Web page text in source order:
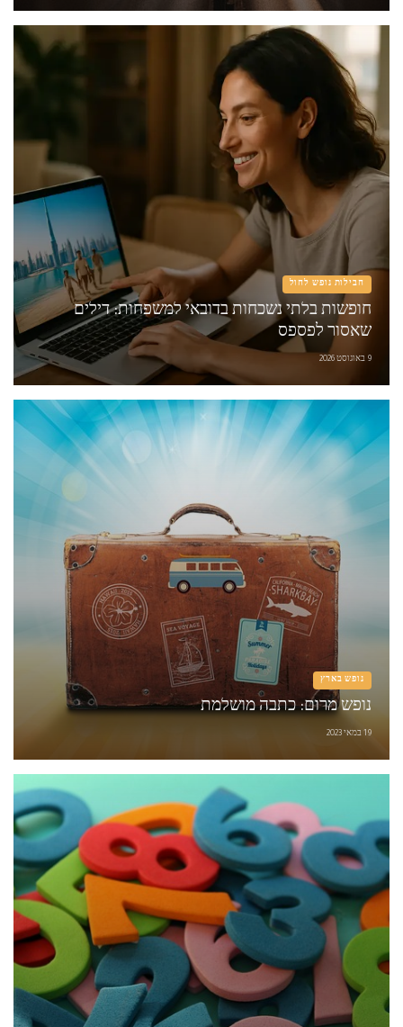
חבילות נופש לחול
חופשות בלתי נשכחות בדובאי למשפחות: דילים
שאסור לפספס
9 באוגוסט 2026
נופש בארץ
נופש מרום: כתבה מושלמת
19 במאי 2023